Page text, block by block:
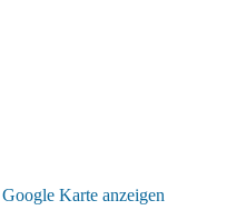
Google Karte anzeigen